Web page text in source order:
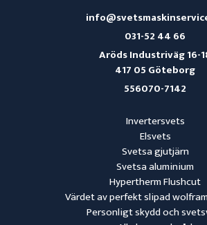
Invertersvets
Elsvets
Svetsa gjutjärn
Svetsa aluminium
Hypertherm Flushcut
Värdet av perfekt slipad
Personligt skydd och
031-52 44 66
Aröds Industriväg 16-
417 05 Göteborg
556070-7142